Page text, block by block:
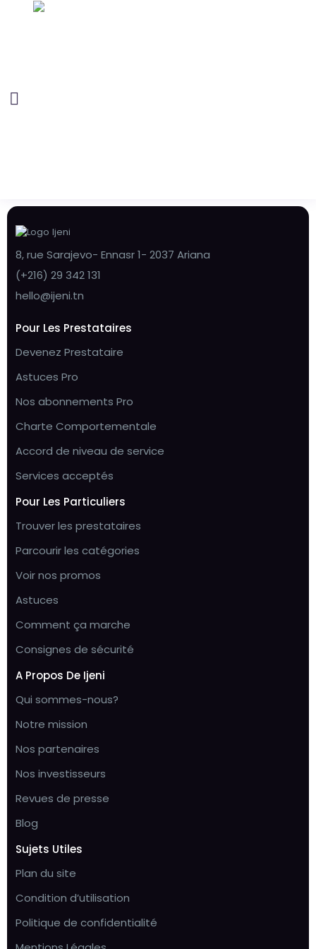
8, rue Sarajevo- Ennasr 1- 2037 Ariana
(+216) 29 342 131
hello@ijeni.tn
Pour Les Prestataires
Devenez Prestataire
Astuces Pro
Nos abonnements Pro
Charte Comportementale
Accord de niveau de service
Services acceptés
Pour Les Particuliers
Trouver les prestataires
Parcourir les catégories
Voir nos promos
Astuces
Comment ça marche
Consignes de sécurité
A Propos De Ijeni
Qui sommes-nous?
Notre mission
Nos partenaires
Nos investisseurs
Revues de presse
Blog
Sujets Utiles
Plan du site
Condition d’utilisation
Politique de confidentialité